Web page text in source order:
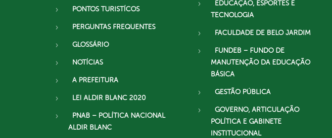
PONTOS TURISTÍCOS
PERGUNTAS FREQUENTES
GLOSSÁRIO
NOTÍCIAS
A PREFEITURA
LEI ALDIR BLANC 2020
PNAB – POLÍTICA NACIONAL
ALDIR BLANC
EDUCAÇÃO, ESPORTES E
TECNOLOGIA
FACULDADE DE BELO JARDIM
FUNDEB – FUNDO DE
MANUTENÇÃO DA EDUCAÇÃO
BÁSICA
GESTÃO PÚBLICA
GOVERNO, ARTICULAÇÃO
POLÍTICA E GABINETE
INSTITUCIONAL